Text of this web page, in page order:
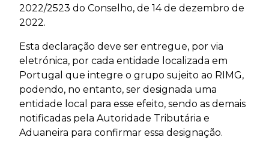
2022/2523 do Conselho, de 14 de dezembro de
2022.
Esta declaração deve ser entregue, por via
eletrónica, por cada entidade localizada em
Portugal que integre o grupo sujeito ao RIMG,
podendo, no entanto, ser designada uma
entidade local para esse efeito, sendo as demais
notificadas pela Autoridade Tributária e
Aduaneira para confirmar essa designação.